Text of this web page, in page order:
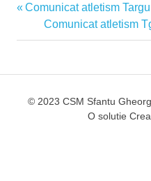
Navigare
în
articole
Articolul
anterior:
Comunicat atletism
Articolul
următor:
Comunicat atletism
© 2023 CSM Sfantu
O solutie